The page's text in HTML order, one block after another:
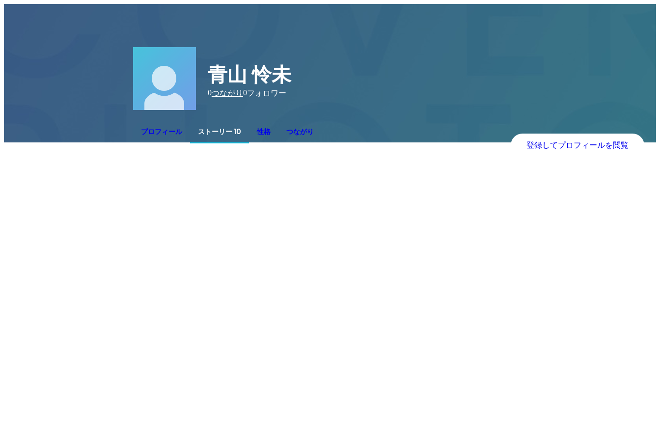
青山 怜未
0つながり 0フォロワー
プロフィール ストーリー 10 性格 つながり
登録してプロフィールを閲覧